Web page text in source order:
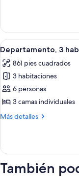
4
Personen)
2
habitaciones
(2-
Personen)
Abrir
todas
las
fotos
de
Departamento,
3
6
Personen)
7
Departamento, 3
861 pies cuadrados
3 habitaciones
6 personas
3 camas individuales
Más detalles
Más
3
(max.
También